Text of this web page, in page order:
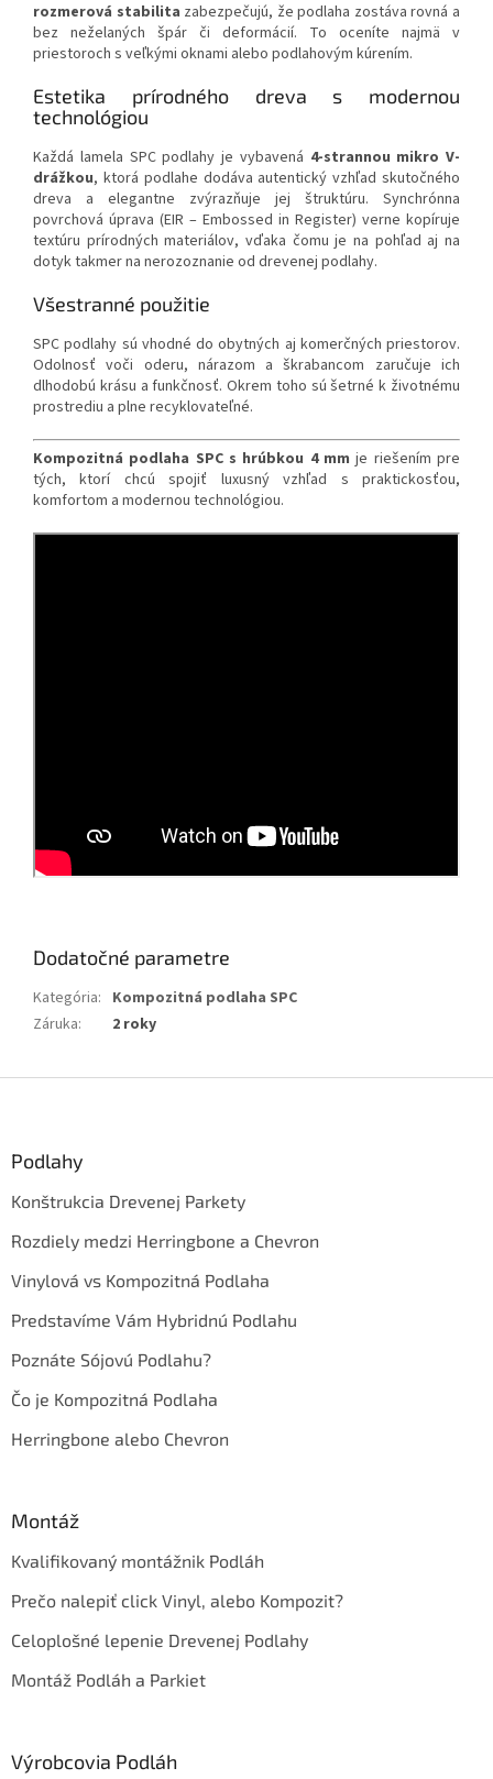
rozmerová stabilita zabezpečujú, že podlaha zostáva rovná a
bez neželaných špár či deformácií. To oceníte najmä v
priestoroch s veľkými oknami alebo podlahovým kúrením.
Estetika prírodného dreva s modernou
technológiou
Každá lamela SPC podlahy je vybavená 4-strannou mikro V-
drážkou, ktorá podlahe dodáva autentický vzhľad skutočného
dreva a elegantne zvýrazňuje jej štruktúru. Synchrónna
povrchová úprava (EIR – Embossed in Register) verne kopíruje
textúru prírodných materiálov, vďaka čomu je na pohľad aj na
dotyk takmer na nerozoznanie od drevenej podlahy.
Všestranné použitie
SPC podlahy sú vhodné do obytných aj komerčných priestorov.
Odolnosť voči oderu, nárazom a škrabancom zaručuje ich
dlhodobú krásu a funkčnosť. Okrem toho sú šetrné k životnému
prostrediu a plne recyklovateľné.
Kompozitná podlaha SPC s hrúbkou 4 mm je riešením pre
tých, ktorí chcú spojiť luxusný vzhľad s praktickosťou,
komfortom a modernou technológiou.
Dodatočné parametre
Kategória: Kompozitná podlaha SPC
Záruka: 2 roky
Podlahy
Konštrukcia Drevenej Parkety
Rozdiely medzi Herringbone a Chevron
Vinylová vs Kompozitná Podlaha
Predstavíme Vám Hybridnú Podlahu
Poznáte Sójovú Podlahu?
Čo je Kompozitná Podlaha
Herringbone alebo Chevron
Montáž
Kvalifikovaný montážnik Podláh
Prečo nalepiť click Vinyl, alebo Kompozit?
Celoplošné lepenie Drevenej Podlahy
Montáž Podláh a Parkiet
Výrobcovia Podláh